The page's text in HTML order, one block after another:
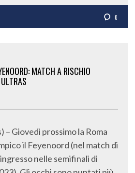
0
MATCH A RISCHIO
– Giovedì prossimo la Roma
il Feyenoord (nel match di
nelle semifinali di